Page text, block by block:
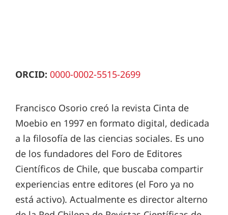
ORCID: 0000-0002-5515-2699
Francisco Osorio creó la revista Cinta de
Moebio en 1997 en formato digital, dedicada
a la filosofía de las ciencias sociales. Es uno
de los fundadores del Foro de Editores
Científicos de Chile, que buscaba compartir
experiencias entre editores (el Foro ya no
está activo). Actualmente es director alterno